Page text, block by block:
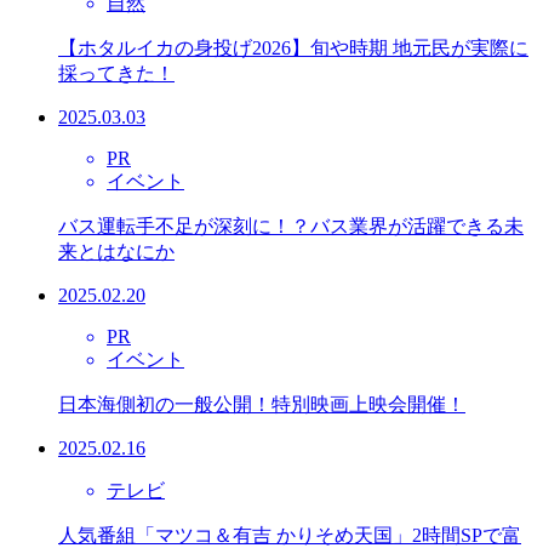
【ホタルイカの身投げ2026】旬や時期 地元民が実際に
採ってきた！
2025.03.03
PR
イベント
バス運転手不足が深刻に！？バス業界が活躍できる未
来とはなにか
2025.02.20
PR
イベント
日本海側初の一般公開！特別映画上映会開催！
2025.02.16
テレビ
人気番組「マツコ＆有吉 かりそめ天国」2時間SPで富